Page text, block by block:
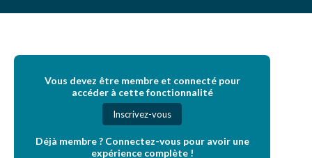
Vous devez être membre et connecté pour
accéder à cette fonctionnalité
Inscrivez-vous
Déjà membre ? Connectez-vous pour avoir une
expérience complète !